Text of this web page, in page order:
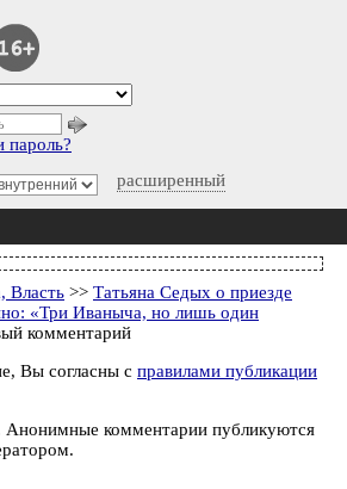
расширенный
пароль?
Власть >> Татьяна Седых о приезде
«Три Иваныча, но лишь один
комментарий
Вы согласны с правилами публикации
Анонимные комментарии публикуются